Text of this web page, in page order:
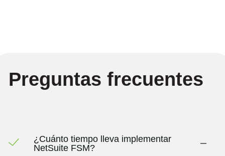
Preguntas frecuentes
¿Cuánto tiempo lleva implementar
NetSuite FSM?